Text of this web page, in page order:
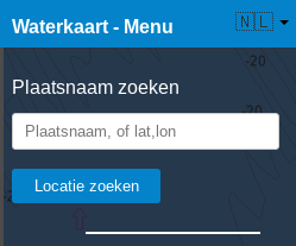
Waterkaart - Menu
Plaatsnaam zoeken
☰ Waterkaart Live 🇳🇱